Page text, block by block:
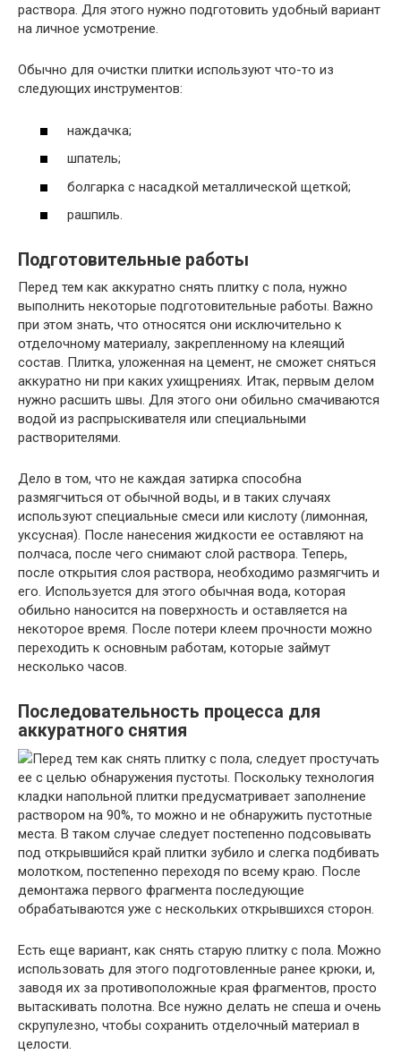
раствора. Для этого нужно подготовить удобный вариант
на личное усмотрение.
Обычно для очистки плитки используют что-то из
следующих инструментов:
наждачка;
шпатель;
болгарка с насадкой металлической щеткой;
рашпиль.
Подготовительные работы
Перед тем как аккуратно снять плитку с пола, нужно
выполнить некоторые подготовительные работы. Важно
при этом знать, что относятся они исключительно к
отделочному материалу, закрепленному на клеящий
состав. Плитка, уложенная на цемент, не сможет сняться
аккуратно ни при каких ухищрениях. Итак, первым делом
нужно расшить швы. Для этого они обильно смачиваются
водой из распрыскивателя или специальными
растворителями.
Дело в том, что не каждая затирка способна
размягчиться от обычной воды, и в таких случаях
используют специальные смеси или кислоту (лимонная,
уксусная). После нанесения жидкости ее оставляют на
полчаса, после чего снимают слой раствора. Теперь,
после открытия слоя раствора, необходимо размягчить и
его. Используется для этого обычная вода, которая
обильно наносится на поверхность и оставляется на
некоторое время. После потери клеем прочности можно
переходить к основным работам, которые займут
несколько часов.
Последовательность процесса для
аккуратного снятия
Перед тем как снять плитку с пола, следует простучать
ее с целью обнаружения пустоты. Поскольку технология
кладки напольной плитки предусматривает заполнение
раствором на 90%, то можно и не обнаружить пустотные
места. В таком случае следует постепенно подсовывать
под открывшийся край плитки зубило и слегка подбивать
молотком, постепенно переходя по всему краю. После
демонтажа первого фрагмента последующие
обрабатываются уже с нескольких открывшихся сторон.
Есть еще вариант, как снять старую плитку с пола. Можно
использовать для этого подготовленные ранее крюки, и,
заводя их за противоположные края фрагментов, просто
вытаскивать полотна. Все нужно делать не спеша и очень
скрупулезно, чтобы сохранить отделочный материал в
целости.